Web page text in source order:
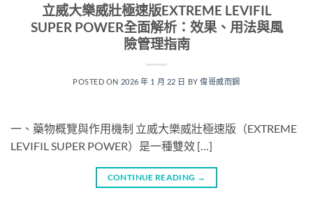
立威大樂威壯極速版EXTREME LEVIFIL
SUPER POWER全面解析：效果、用法與風
險管理指南
POSTED ON 2026 年 1 月 22 日 BY偉哥威而鋼
一、藥物概覽與作用機制 立威大樂威壯極速版（EXTREME
LEVIFIL SUPER POWER）是一種雙效 […]
CONTINUE READING →